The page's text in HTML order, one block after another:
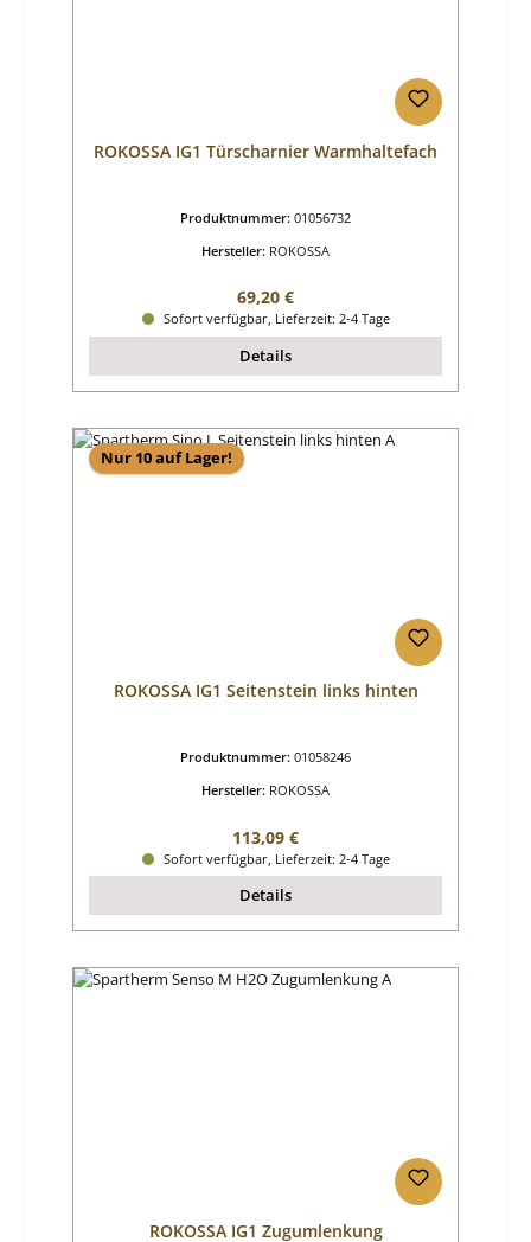
ROKOSSA IG1 Türscharnier Warmhaltefach
Produktnummer: 01056732
Hersteller: ROKOSSA
Regulärer Preis:
69,20 €
Sofort verfügbar, Lieferzeit: 2-4 Tage
Details
Nur 10 auf Lager!
ROKOSSA IG1 Seitenstein links hinten
Produktnummer: 01058246
Hersteller: ROKOSSA
Regulärer Preis:
113,09 €
Sofort verfügbar, Lieferzeit: 2-4 Tage
Details
ROKOSSA IG1 Zugumlenkung